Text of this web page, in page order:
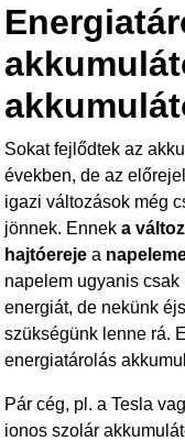
b
o
o
k
Sokat fejlődtek az
években, de az
igazi változások még
jönnek. Ennek a
hajtóereje a
napelem ugyanis csak
energiát, de nekünk
szükségünk lenne rá.
energiatárolás
Pár cég, pl. a Tesla
ionos szolár